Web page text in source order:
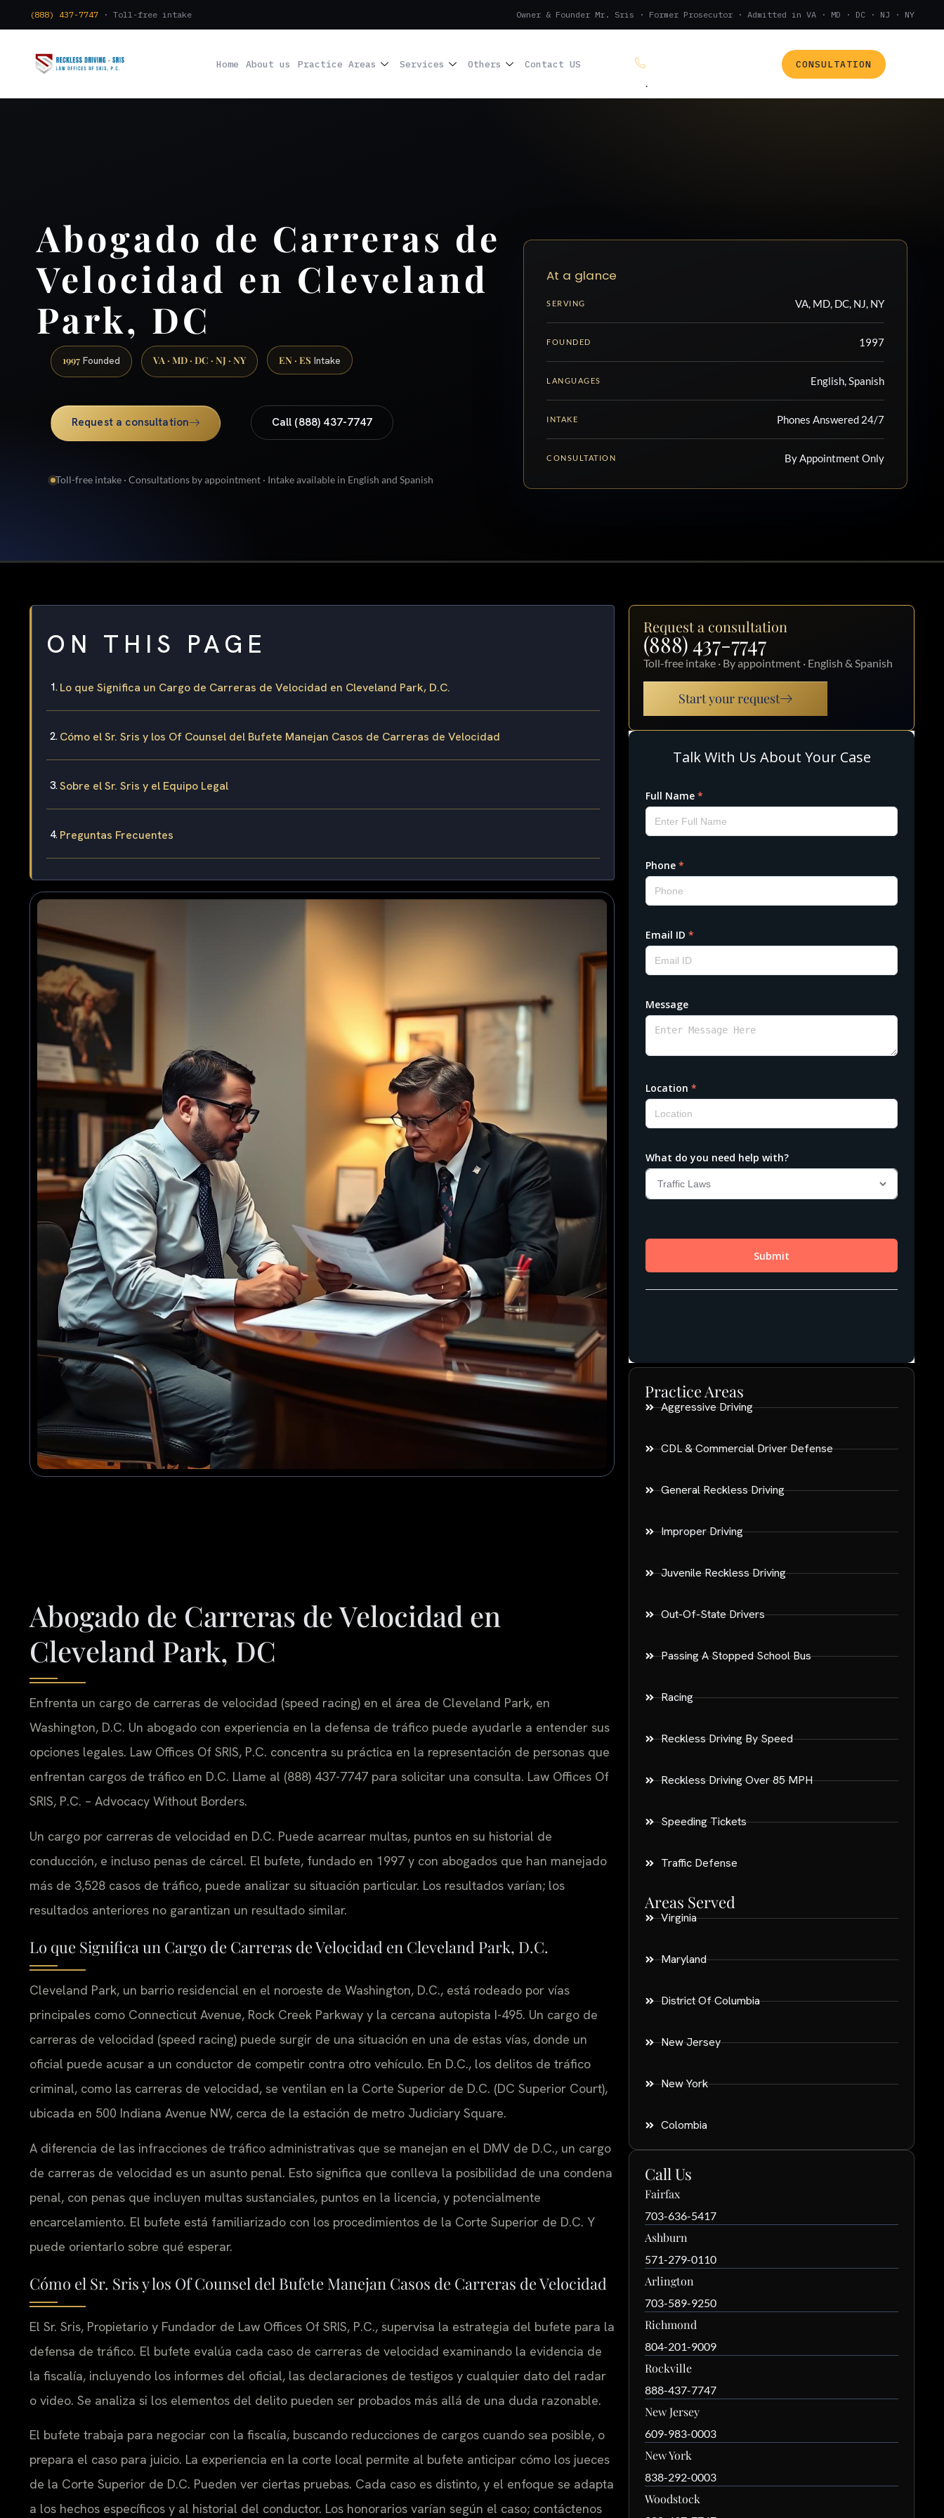
(888) 437-7747 · Toll-free intake Owner & Founder Mr. Sris · Former Prosecutor · Admitted in VA · MD · DC · NJ · NY
Home About us Practice Areas Services Others Contact US (888) 437-7747
.
CONSULTATION
Abogado de Carreras de
Velocidad en Cleveland
Park, DC
1997 Founded VA · MD · DC · NJ · NY EN · ES Intake
Request a consultation Call (888) 437-7747
Toll-free intake · Consultations by appointment · Intake available in English and Spanish
At a glance
SERVING VA, MD, DC, NJ, NY
FOUNDED 1997
LANGUAGES English, Spanish
INTAKE Phones Answered 24/7
CONSULTATION By Appointment Only
ON THIS PAGE
Lo que Significa un Cargo de Carreras de Velocidad en Cleveland Park, D.C.
Cómo el Sr. Sris y los Of Counsel del Bufete Manejan Casos de Carreras de Velocidad
Sobre el Sr. Sris y el Equipo Legal
Preguntas Frecuentes
Abogado de Carreras de Velocidad en
Cleveland Park, DC
Enfrenta un cargo de carreras de velocidad (speed racing) en el área de Cleveland Park, en
Washington, D.C. Un abogado con experiencia en la defensa de tráfico puede ayudarle a entender sus
opciones legales. Law Offices Of SRIS, P.C. concentra su práctica en la representación de personas que
enfrentan cargos de tráfico en D.C. Llame al (888) 437-7747 para solicitar una consulta. Law Offices Of
SRIS, P.C. – Advocacy Without Borders.
Un cargo por carreras de velocidad en D.C. Puede acarrear multas, puntos en su historial de
conducción, e incluso penas de cárcel. El bufete, fundado en 1997 y con abogados que han manejado
más de 3,528 casos de tráfico, puede analizar su situación particular. Los resultados varían; los
resultados anteriores no garantizan un resultado similar.
Lo que Significa un Cargo de Carreras de Velocidad en Cleveland Park, D.C.
Cleveland Park, un barrio residencial en el noroeste de Washington, D.C., está rodeado por vías
principales como Connecticut Avenue, Rock Creek Parkway y la cercana autopista I-495. Un cargo de
carreras de velocidad (speed racing) puede surgir de una situación en una de estas vías, donde un
oficial puede acusar a un conductor de competir contra otro vehículo. En D.C., los delitos de tráfico
criminal, como las carreras de velocidad, se ventilan en la Corte Superior de D.C. (DC Superior Court),
ubicada en 500 Indiana Avenue NW, cerca de la estación de metro Judiciary Square.
A diferencia de las infracciones de tráfico administrativas que se manejan en el DMV de D.C., un cargo
de carreras de velocidad es un asunto penal. Esto significa que conlleva la posibilidad de una condena
penal, con penas que incluyen multas sustanciales, puntos en la licencia, y potencialmente
encarcelamiento. El bufete está familiarizado con los procedimientos de la Corte Superior de D.C. Y
puede orientarlo sobre qué esperar.
Cómo el Sr. Sris y los Of Counsel del Bufete Manejan Casos de Carreras de Velocidad
El Sr. Sris, Propietario y Fundador de Law Offices Of SRIS, P.C., supervisa la estrategia del bufete para la
defensa de tráfico. El bufete evalúa cada caso de carreras de velocidad examinando la evidencia de
la fiscalía, incluyendo los informes del oficial, las declaraciones de testigos y cualquier dato del radar
o video. Se analiza si los elementos del delito pueden ser probados más allá de una duda razonable.
El bufete trabaja para negociar con la fiscalía, buscando reducciones de cargos cuando sea posible, o
prepara el caso para juicio. La experiencia en la corte local permite al bufete anticipar cómo los jueces
de la Corte Superior de D.C. Pueden ver ciertas pruebas. Cada caso es distinto, y el enfoque se adapta
a los hechos específicos y al historial del conductor. Los honorarios varían según el caso; contáctenos
Request a consultation
(888) 437-7747
Toll-free intake · By appointment · English & Spanish
Start your request
Practice Areas
Aggressive Driving
CDL & Commercial Driver Defense
General Reckless Driving
Improper Driving
Juvenile Reckless Driving
Out-Of-State Drivers
Passing A Stopped School Bus
Racing
Reckless Driving By Speed
Reckless Driving Over 85 MPH
Speeding Tickets
Traffic Defense
Areas Served
Virginia
Maryland
District Of Columbia
New Jersey
New York
Colombia
Call Us
Fairfax
703-636-5417
Ashburn
571-279-0110
Arlington
703-589-9250
Richmond
804-201-9009
Rockville
888-437-7747
New Jersey
609-983-0003
New York
838-292-0003
Woodstock